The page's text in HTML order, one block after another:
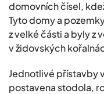
domovních čísel,
Tyto domy a
z velké části a byly z
v židovských
Jednotlivé přístavby
postavena stodola,